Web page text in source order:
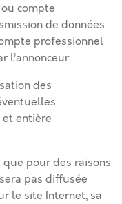
compte
de données
professionnel
l’annonceur.
des
entière
que pour des raisons
pas diffusée
le site Internet, sa